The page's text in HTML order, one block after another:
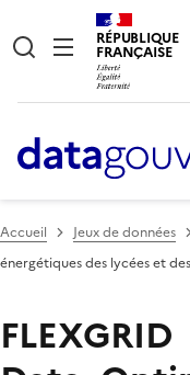
RÉPUBLIQUE
FRANÇAISE
Accueil Jeux de données
énergétiques des lycées et
FLEXGRID